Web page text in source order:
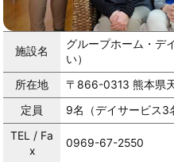
施設名
グループホーム・デ
い）
所在地
〒866-0313 熊本県
定員
9名（デイサービス3
TEL / Fa
x
0969-67-2550